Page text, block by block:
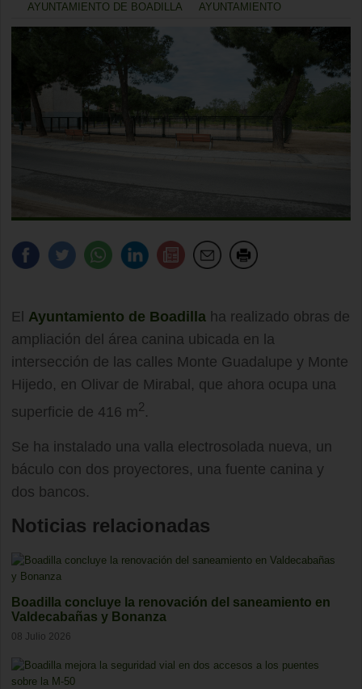
AYUNTAMIENTO DE BOADILLA
AYUNTAMIENTO
El Ayuntamiento de Boadilla ha realizado obras de
ampliación del área canina ubicada en la
intersección de las calles Monte Guadalupe y Monte
Hijedo, en Olivar de Mirabal, que ahora ocupa una
superficie de 416 m2.
Se ha instalado una valla electrosolada nueva, un
báculo con dos proyectores, una fuente canina y
dos bancos.
Noticias relacionadas
Boadilla concluye la renovación del saneamiento en
Valdecabañas y Bonanza
08 Julio 2026